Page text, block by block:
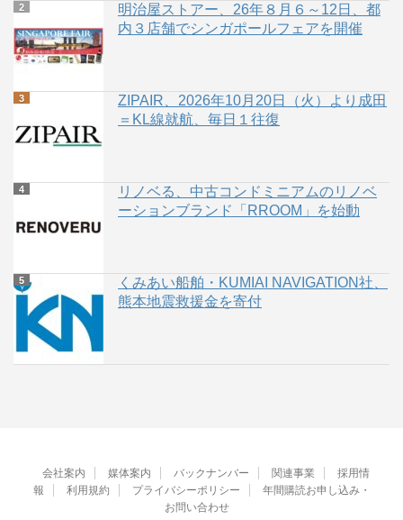
明治屋ストアー、26年８月６～12日、都
内３店舗でシンガポールフェアを開催
ZIPAIR、2026年10月20日（火）より成田
＝KL線就航、毎日１往復
リノベる、中古コンドミニアムのリノベ
ーションブランド「RROOM」を始動
くみあい船舶・KUMIAI NAVIGATION社、
熊本地震救援金を寄付
会社案内 媒体案内 バックナンバー 関連事業
採用情
報
利用規約 プライバシーポリシー
年間購読お申し込み・
お問い合わせ